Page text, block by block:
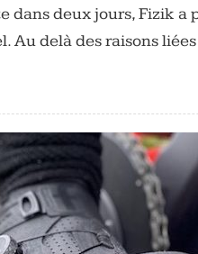
dans deux jours, Fizik a
Au delà des raisons